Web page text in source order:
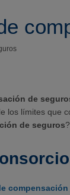
de
los límites que
de seguros